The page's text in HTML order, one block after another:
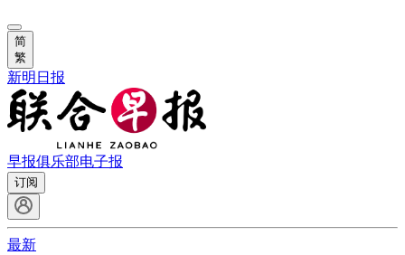
简
繁
新明日报
早报俱乐部电子报
订阅
最新